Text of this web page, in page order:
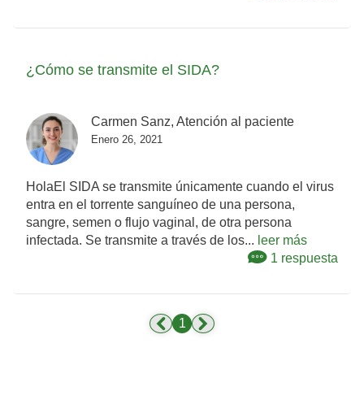
¿Cómo se transmite el SIDA?
Carmen Sanz, Atención al paciente
Enero 26, 2021
HolaEl SIDA se transmite únicamente cuando el virus
entra en el torrente sanguíneo de una persona,
sangre, semen o flujo vaginal, de otra persona
infectada. Se transmite a través de los... leer más
1 respuesta
1